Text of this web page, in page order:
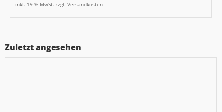
inkl. 19 % MwSt. zzgl. Versandkosten
Zuletzt angesehen